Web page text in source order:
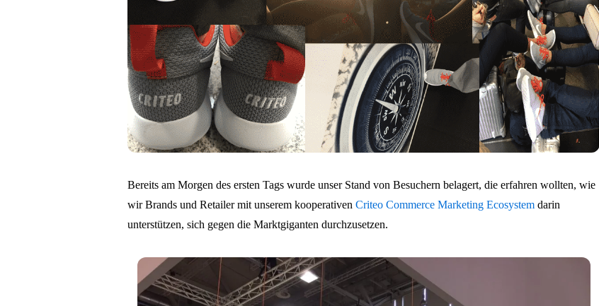
Bereits am Morgen des ersten Tags wurde unser Stand von Besuchern belagert, die erfahren wollten, wie
wir Brands und Retailer mit unserem kooperativenCriteo Commerce Marketing Ecosystem darin
unterstützen, sich gegen die Marktgiganten durchzusetzen.